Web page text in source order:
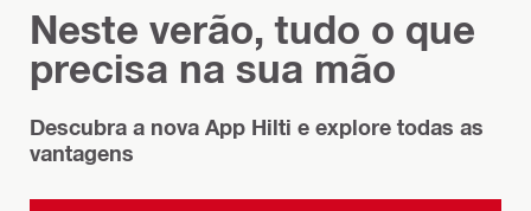
Neste verão, tudo o que
precisa na sua mão
Descubra a nova App Hilti e explore todas as
vantagens